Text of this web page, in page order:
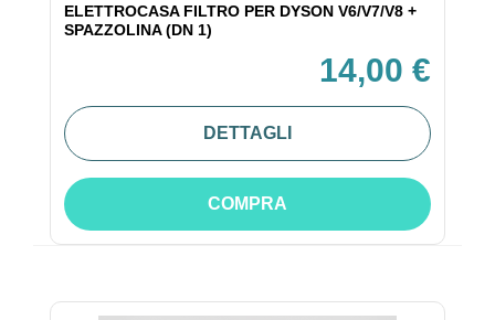
ELETTROCASA FILTRO PER DYSON V6/V7/V8 +
SPAZZOLINA (DN 1)
14,00 €
DETTAGLI
COMPRA